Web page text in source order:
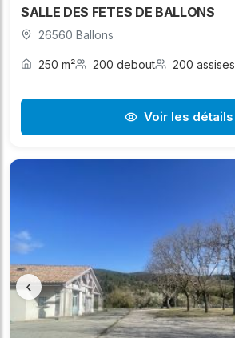
SALLE DES FETES DE BALLONS
26560 Ballons
250 m² 200 debout 200 assises
Voir les détails
‹